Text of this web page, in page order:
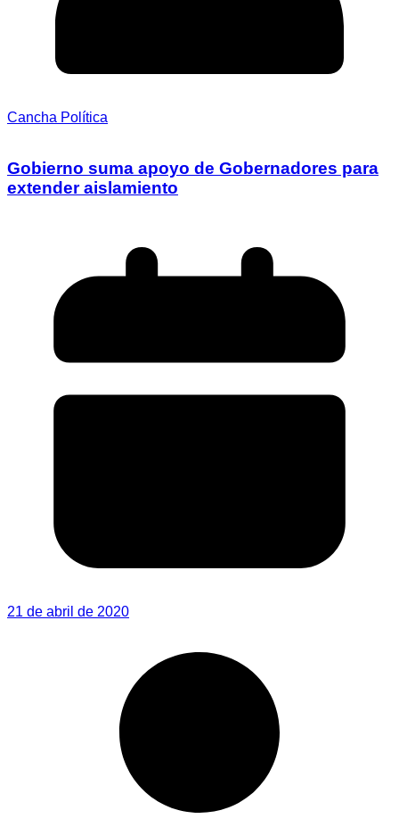
Cancha Política
Gobierno suma apoyo de Gobernadores para
extender aislamiento
21 de abril de 2020